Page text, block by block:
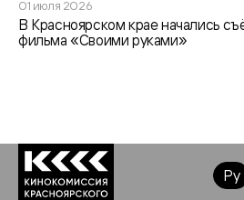
01 июля 2026
В Красноярском крае начались
фильма «Своими руками»
Ру